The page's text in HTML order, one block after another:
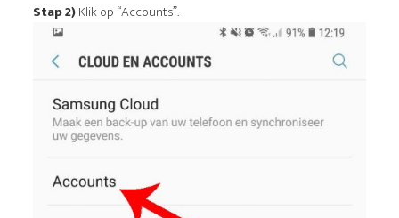
Stap 2)Klik op “Accounts”.